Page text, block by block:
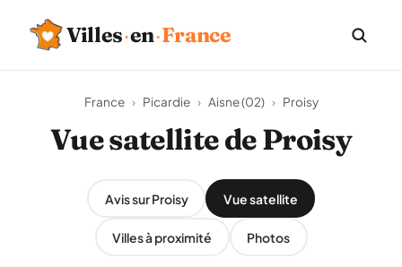
Villes·en·France
France › Picardie › Aisne (02) › Proisy
Vue satellite de Proisy
Avis sur Proisy Vue satellite
Villes à proximité Photos